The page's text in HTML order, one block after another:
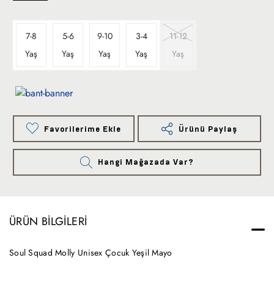
7-8
Yaş
5-6
Yaş
9-10
Yaş
3-4
Yaş
11-12
Yaş
Favorilerime Ekle Ürünü Paylaş
Hangi Mağazada Var?
ÜRÜN BILGILERI
Soul Squad Molly Unisex Çocuk Yeşil Mayo